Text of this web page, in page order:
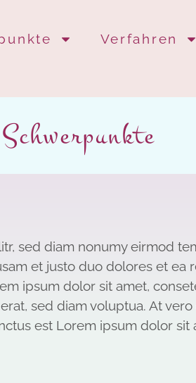
Verfahren
Schwerpunkte
sed diam nonumy eirmod
et justo duo dolores et ea
ipsum dolor sit amet,
sed diam voluptua. At
est Lorem ipsum dolor sit